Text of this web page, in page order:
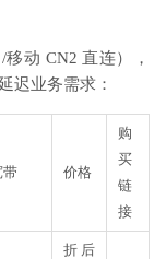
动 CN2 直连），
迟业务需求：
带 价格
购
买
链
接
折后